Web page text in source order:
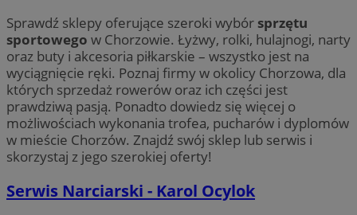
Sprawdź sklepy oferujące szeroki wybór sprzętu
sportowego w Chorzowie. Łyżwy, rolki, hulajnogi, narty
oraz buty i akcesoria piłkarskie – wszystko jest na
wyciągnięcie ręki. Poznaj firmy w okolicy Chorzowa, dla
których sprzedaż rowerów oraz ich części jest
prawdziwą pasją. Ponadto dowiedz się więcej o
możliwościach wykonania trofea, pucharów i dyplomów
w mieście Chorzów. Znajdź swój sklep lub serwis i
skorzystaj z jego szerokiej oferty!
Serwis Narciarski - Karol Ocylok